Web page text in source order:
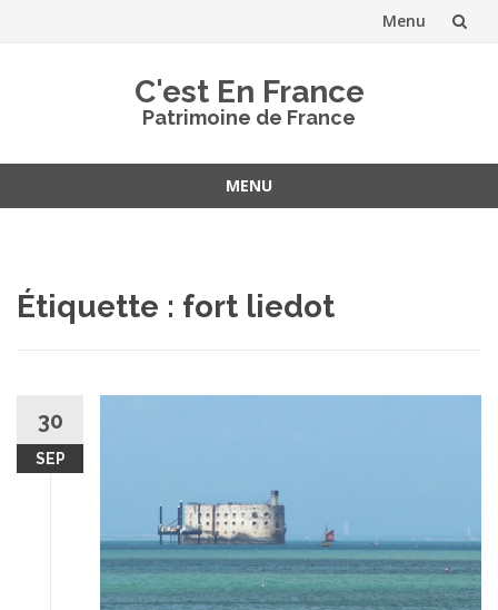
Menu
C'est En France
Patrimoine de France
MENU
Étiquette : fort liedot
30
SEP